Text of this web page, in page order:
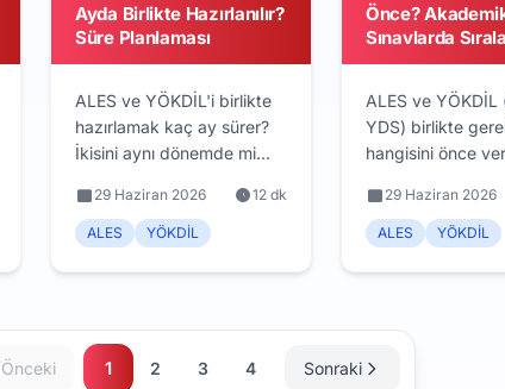
Ayda Birlikte Hazırlanılır?
Süre Planlaması
ALES ve YÖKDİL'i birlikte
hazırlamak kaç ay sürer?
İkisini aynı dönemde mi
bazlı bileşik süre tablosu,
süreyi belirleyen 4 faktör
29 Haziran 2026 12 dk
ALES YÖKDİL
Önce?
Sınavlarda
Stratejisi
ALES ve YÖKDİL
YDS) birlikte
hangisini önce
yıl), başvuru
program şartı ve
29 Haziran 2026
ALES YÖKDİL
Önceki 1 2 3 4 Sonraki